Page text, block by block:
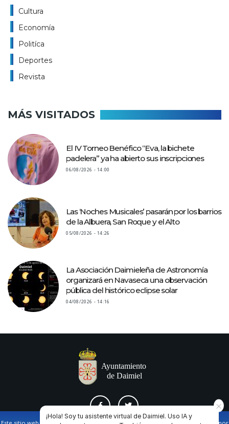
Cultura
Economía
Politíca
Deportes
Revista
MÁS VISITADOS
El IV Torneo Benéfico “Eva, la bichete
padelera” ya ha abierto sus inscripciones
06/08/2026 - 14:00
Las ‘Noches Musicales’ pasarán por los barrios
de la Albuera, San Roque y el Alto
05/08/2026 - 14:26
La Asociación Daimieleña de Astronomía
organizará en Navaseca una observación
pública del histórico eclipse solar
04/08/2026 - 14:16
¡Hola! Soy tu asistente virtual de Daimiel. Uso IA y